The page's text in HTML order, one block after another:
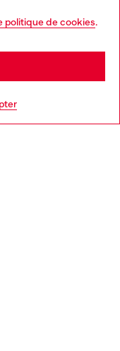
politique de cookies.
but it seems you